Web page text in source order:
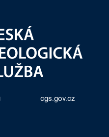
cgs.gov.cz